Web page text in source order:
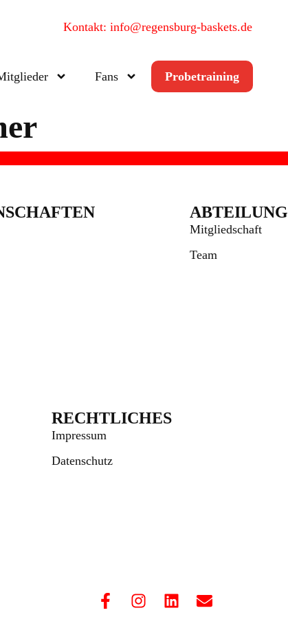
Kontakt: info@regensburg-baskets.de
Fans Probetraining
ABTEILUNG
Mitgliedschaft
Team
RECHTLICHES
Impressum
Datenschutz